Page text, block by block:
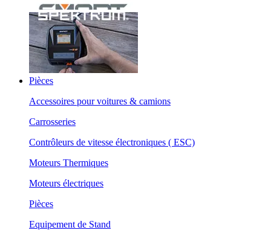
Pièces
Accessoires pour voitures & camions
Carrosseries
Contrôleurs de vitesse électroniques ( ESC)
Moteurs Thermiques
Moteurs électriques
Pièces
Equipement de Stand